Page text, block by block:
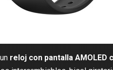
reloj con pantalla AMOLED